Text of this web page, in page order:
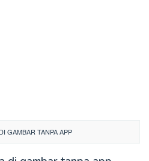
GAMBAR TANPA APP